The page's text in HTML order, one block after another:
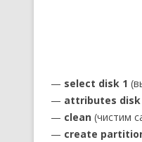
— select disk 1
— attributes disk
— clean (чистим
— create